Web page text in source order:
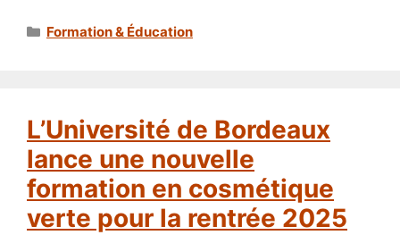
Catégories
Formation & Éducation
L’Université de Bordeaux
lance une nouvelle
formation en cosmétique
verte pour la rentrée 2025